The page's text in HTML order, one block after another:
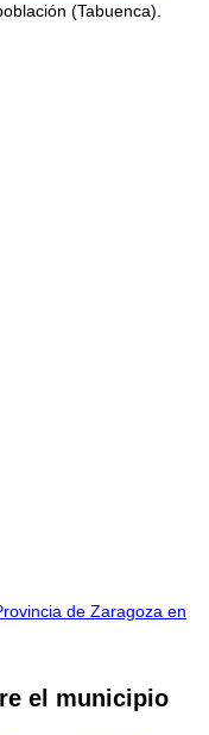
(Tabuenca).
de Zaragoza en
el municipio